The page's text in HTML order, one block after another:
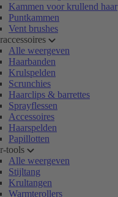
Kammen voor krullend haar
Puntkammen
Vent brushes
Alle weergeven
Haarbanden
Krulspelden
Scrunchies
Haarclips & barrettes
Sprayflessen
Accessoires
Haarspelden
Papillotten
tools
Alle weergeven
Stijltang
Krultangen
Warmterollers